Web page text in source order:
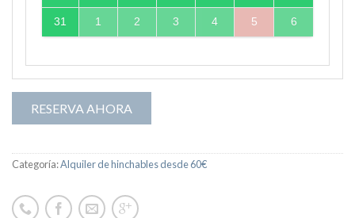
31 1 2 3 4 5 6
RESERVA AHORA
Categoría:Alquiler de hinchables desde 60€